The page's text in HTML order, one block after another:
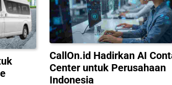
CallOn.id Hadirkan AI
Center untuk Perusahaan
Indonesia